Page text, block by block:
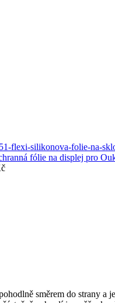
fólie na displej pro
směrem do strany a